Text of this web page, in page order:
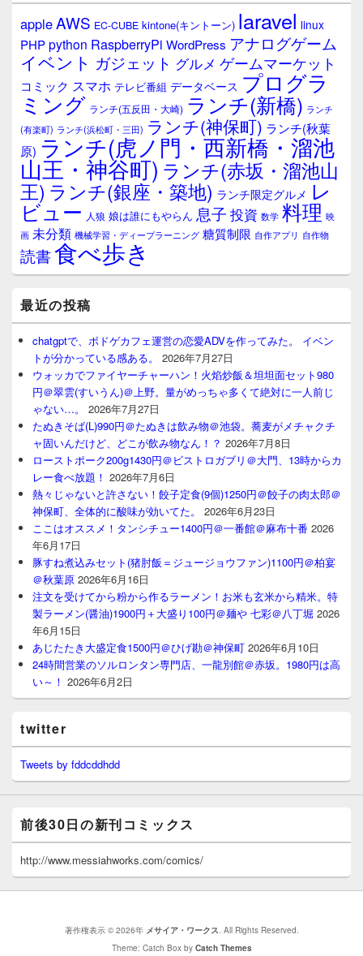
ウ
ィ
ジ
ェ
ア
appleAWS EC-CUBE kintone(キントーン) laravel linux
PHPpython RaspberryPi WordPress アナログゲーム
イベント ガジェット グルメ ゲームマーケット
コミック スマホ テレビ番組 データベース プログラ
ミング ランチ(五反田・大崎) ランチ(新橋) ランチ
(有楽町) ランチ(浜松町・三田) ランチ(神保町) ランチ(秋葉
原) ランチ(虎ノ門・西新橋・溜池
山王・神谷町) ランチ(赤坂・溜池山
王) ランチ(銀座・築地) ランチ限定グルメ レ
ビュー 人狼 娘は誰にもやらん 息子 投資 数学 料理 映
画 未分類 機械学習・ディープラーニング 糖質制限 自作アプリ 自作物
読書食べ歩き
最近の投稿
chatgptで、ボドゲカフェ運営の恋愛ADVを作ってみた。 イベン
トが分かっている感ある。
2026年7月27日
ウォッカでファイヤーチャーハン！火焰炒飯＆坦坦面セット980
円＠翠雲(すいうん)＠上野。量がめっちゃ多くて絶対に一人前じ
ゃない…。
2026年7月27日
たぬきそば(L)990円＠たぬきは飲み物＠池袋。蕎麦がメチャクチ
ャ固いんだけど、どこが飲み物なん！？ 2026年7月8日
ローストポーク200g1430円＠ビストロガブリ＠大門、13時からカ
レー食べ放題！ 2026年7月6日
熱々じゃないと許さない！餃子定食(9個)1250円＠餃子の肉太郎＠
神保町、全体的に酸味が効いてた。
2026年6月23日
ここはオススメ！タンシチュー1400円＠一番館＠麻布十番 2026
年6月17日
豚すね煮込みセット(猪肘飯＝ジュージョウファン)1100円＠柏宴
＠秋葉原 2026年6月16日
注文を受けてから粉から作るラーメン！お米も玄米から精米。特
製ラーメン(醤油)1900円＋大盛り100円＠麺や 七彩＠八丁堀 2026
年6月15日
あじたたき大盛定食1500円＠ひげ勘＠神保町 2026年6月10日
24時間営業のソルロンタン専門店、一龍別館＠赤坂。1980円は高
い～！ 2026年6月2日
twitter
Tweets by fddcddhdd
前後30日の新刊コミックス
http://www.messiahworks.com/comics/
著作権表示 © 2026年 メサイア・ワークス. All Rights Reserved.
Theme: Catch Box by Catch Themes